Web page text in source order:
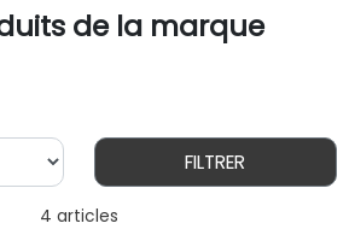
de la marque
4 articles
FILTRER